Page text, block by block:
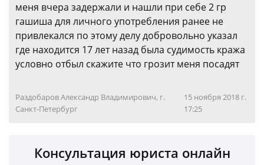
меня вчера задержали и нашли при себе 2 гр
гашиша для личного употребления ранее не
привлекался по этому делу добровольно указал
где находится 17 лет назад была судимость кража
условно отбыл скажите что грозит меня посадят
Раздобаров Александр Владимирович, г.
Санкт-Петербург
15 ноября 2018 г.
17:25
Консультация юриста онлайн